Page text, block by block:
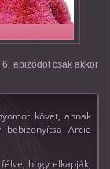
epizódot csak akkor
követ, annak
Arcie
hogy elkapják,